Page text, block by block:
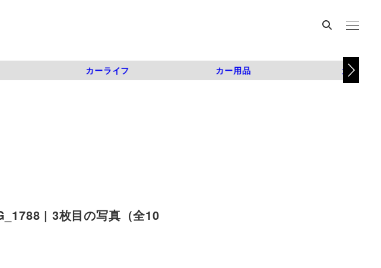
カーライフ カー用品 カスタム
| 3枚目の写真（全10